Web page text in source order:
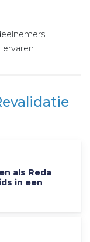
als Reda
in een